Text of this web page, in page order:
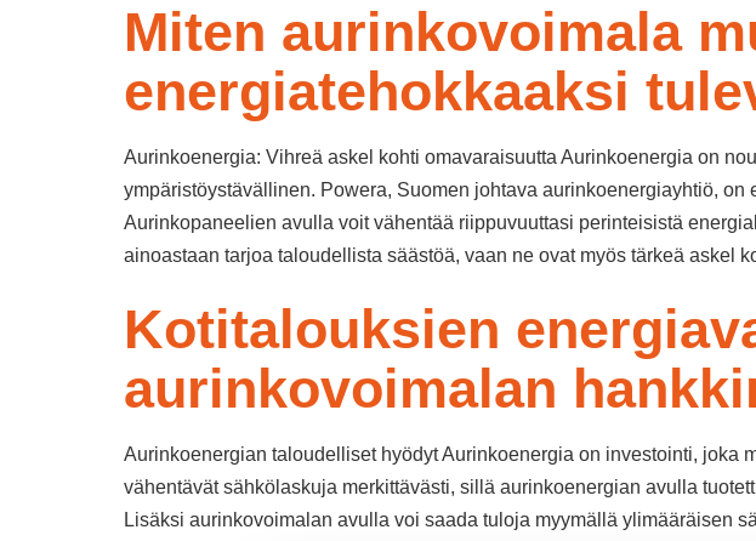
Miten aurinkovoimala
energiatehokkaaksi
Aurinkoenergia: Vihreä askel kohti omavaraisuutta Aurinkoenergia on
ympäristöystävällinen. Powera, Suomen johtava aurinkoenergiayhtiö,
Aurinkopaneelien avulla voit vähentää riippuvuuttasi perinteisistä
ainoastaan tarjoa taloudellista säästöä, vaan ne ovat myös tärkeä askel
Kotitalouksien
aurinkovoimalan
Aurinkoenergian taloudelliset hyödyt Aurinkoenergia on investointi,
vähentävät sähkölaskuja merkittävästi, sillä aurinkoenergian avulla
Lisäksi aurinkovoimalan avulla voi saada tuloja myymällä ylimääräisen